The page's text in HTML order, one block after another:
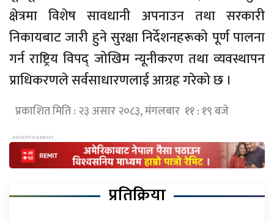
क्षेत्रमा विशेष सावधानी अपनाउन तथा सरकारी
निकायबाट जारी हुने सुरक्षा निर्देशनहरूको पूर्ण पालना
गर्न राष्ट्रिय विपद् जोखिम न्यूनीकरण तथा व्यवस्थापन
प्राधिकरणले सर्वसाधारणलाई आग्रह गरेको छ ।
प्रकाशित मिति : २३ असार २०८३, मंगलबार ११ : १९ बजे
प्रतिक्रिया